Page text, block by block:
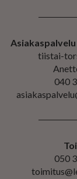
tiistai-
040
050